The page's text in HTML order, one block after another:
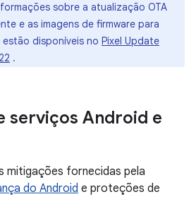
sobre a atualização OTA
e as imagens de firmware para
disponíveis no Pixel Update
.
serviços Android e
mitigações fornecidas pela
do Android e proteções de